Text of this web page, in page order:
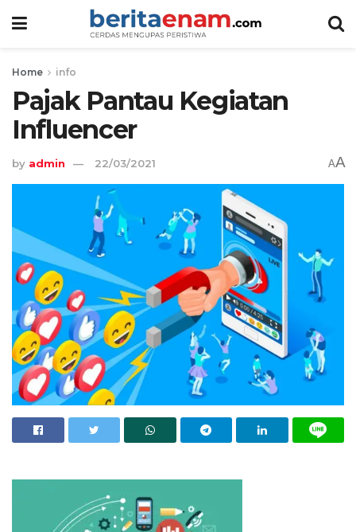
Home info
Pajak Pantau Kegiatan
Influencer
by admin 22/03/2021 AA